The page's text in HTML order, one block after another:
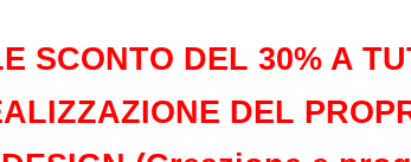
SCONTO DEL 30% A
DEL